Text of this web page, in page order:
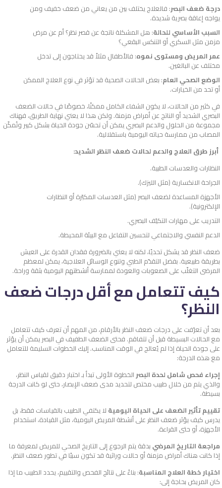
درجة ضعف البصر: فالعلاج يختلف بين من يعاني من ضعف خفيف ومن
يواجه إعاقة بصرية شديدة.
السبب الأساسي للحالة: هل المشكلة ناتجة عن قصر نظر؟ أم عن مرض
مزمن مثل السكري أو التنكس البقعي؟
عمر المريض ومستوى نموه: فالأطفال مثلاً قد يحتاجون إلى تدخل
مختلف عن البالغين.
الوضع الصحي العام: بعض الحالات الصحية قد تؤثر في نوع العلاج الممكن
أو تحد من الخيارات.
في كثير من الحالات، لا يكون الشفاء الكامل ممكنًا، خصوصًا في حالات الضعف
البصري الشديد أو الناتج عن أمراض مزمنة. ولكن هذا لا يعني نهاية الطريق، فهناك
مجموعة من الحلول والدعم البصري يمكن أن تحسّن جودة الحياة بشكل كبير وتُمكّن
المصاب من ممارسة حياته اليومية باستقلالية.
أبرز طرق العلاج والدعم لحالات ضعف النظر الشديد:
النظارات والعدسات الطبية.
الجراحة الانكسارية (مثل الليزك).
الأجهزة المساعدة لضعف البصر (مثل العدسات المكبّرة أو النظارات
الإلكترونية).
التدريب على مهارات التكيّف البصري.
الدعم النفسي والاجتماعي لتحسين التفاعل مع البيئة المحيطة.
ضعف النظر قد يشكل تحديًا، لكنه لا يعني بالضرورة فقدان القدرة على العيش
بطريقة طبيعية. بفضل التقدّم الطبي وتنوع الوسائل العلاجية، يمكن لمعظم
المرضى التغلّب على الصعوبات والعودة لممارسة أنشطتهم اليومية بثقة وراحة.
كيف تتعامل مع أقل درجات ضعف
النظر؟
بعد أن تعرّفت على درجات ضعف النظر بالأرقام، من المهم أن تعرف كيف تتعامل
مع الحالات البسيطة قبل أن تتفاقم. فحتى الضعف الطفيف في البصر يمكن أن يؤثر
على جودة الحياة إذا لم يُعالج في الوقت المناسب. إليك الخطوات السليمة للتعامل
مع هذه الدرجة:
إجراء فحص شامل لحدة البصرالخطوة الأولى تبدأ بـ اختبار دقيق لقياس النظر،
والذي يتم من خلال طبيب مختص لتحديد مدى ضعف الإبصار، حتى لو كانت الدرجة
بسيطة.
تقييم تأثير الضعف على الحياة اليومية لا يكتفي الطبيب بالقياسات فقط، بل
يدرس كيف يؤثر ضعف النظر على أنشطة المريض اليومية، مثل القيادة، استخدام
الأجهزة، أو حتى القراءة.
مراجعة التاريخ المرضي بدقة يتم الرجوع إلى التاريخ الصحي للمريض لمعرفة ما
إذا كانت هناك أمراض مزمنة أو حالات وراثية قد تكون سببًا في تطور ضعف النظر.
اختيار خطة العلاج المناسبة: بناءً على نتائج الفحص والتقييم، يحدد الطبيب ما إذا
كان المريض بحاجة إلى: